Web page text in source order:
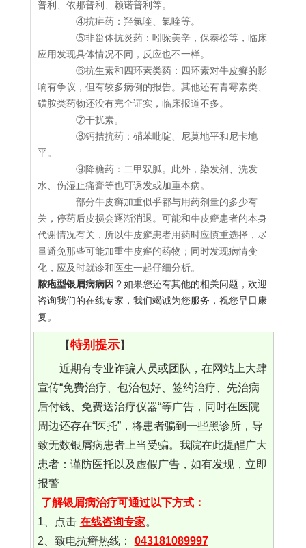
普利、依那普利、赖诺普利等。
④抗疟药：羟氯喹、氯喹等。
⑤非甾体抗炎药：吲哚美辛，保泰松等，临床
应用发现具体情况不同，反应也不一样。
⑥抗生素和四环素类药：四环素对牛皮癣的影
响有争议，但有较多病例的报告。其他还有青霉素类、
磺胺类药物还没有完全证实，临床报道不多。
⑦干扰素。
⑧钙拮抗药：硝苯吡啶、尼莫地平和尼卡地
平。
⑨降糖药：二甲双胍。此外，染发剂、洗发
水、伤湿止痛膏等也可诱发或加重本病。
部分牛皮癣加重似乎都与用药剂量的多少有
关，停药后皮损会逐渐消退。可能和牛皮癣患者的本身
代谢情况有关，所以牛皮癣患者用药时应慎重选择，尽
量避免那些可能加重牛皮癣的药物；同时发现病情变
化，应及时就诊和医生一起仔细分析。
脓疱型银屑病病因 ？如果您还有其他的相关问题，欢迎
咨询我们的在线专家，我们竭诚为您服务，祝您早日康
复。
【特别提示】
近期有专业诈骗人员或团队，在网站上大肆
宣传“免费治疗、包治包好、签约治疗、先治病
后付钱、免费送治疗仪器“等广告，同时在医院
周边还存在“医托”，将患者骗到一些黑诊所，导
致无数银屑病患者上当受骗。我院在此提醒广大
患者：谨防医托以及虚假广告，如有发现，立即
报警
了解银屑病治疗可通过以下方式：
1、点击 在线咨询专家。
2、致电抗癣热线：
043181089997